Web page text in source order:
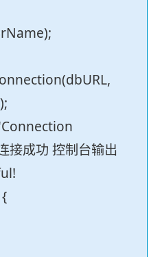
接成功 控制台输出